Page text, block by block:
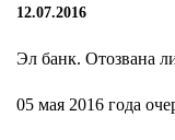
12.07.2016
Эл банк. Отозвана
05 мая 2016 года